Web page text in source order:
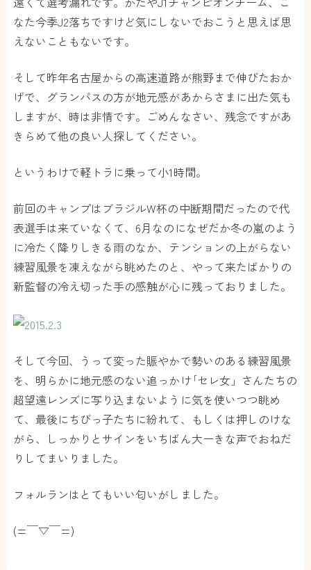
なた今季J2落ちですけど気にしないでおこうと思えば思
えないこともないです。
そして昨年名古屋からの高速道路が熊野まで伸びたおか
げで、グランパスの方が地元感があからさまに出た気も
しますが、時は非情です。ごめんなさい、残念ですがあ
きらめて他の良い人探してください。
というわけで軽トラに乗って小1時間。
前回のキャンプはブラジルW杯の中断期間だったので代
表選手は来ていなくて、6月なのになぜだか冬の嵐のよう
に冷たく降りしきる雨のなか、テンションの上がらない
練習風景を凍えながら眺めたのと、やって来たばかりの
新監督の冷え切った手の感触が心に残っておりました。
そして今回、うって変った賑やかで勢いのある練習風景
を、明らかに地元感のない追っかけ｢セレ女」さんたちの
超望遠レンズに写り込まないように気を使いつつ眺め
て、最後にちびっ子たちに紛れて、もしくは押しのけな
がら、しっかりとサインをいちばん大ーきな声でおねだ
りしてまいりました。
フォルランはとてもいい匂いがしました。
(=￣▽￣=)